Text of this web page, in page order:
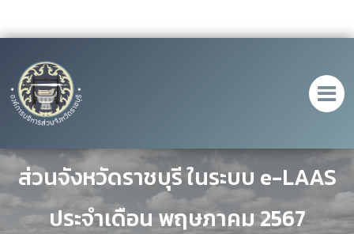
รายงานการเงินขององค์การบริหาร
ส่วนจังหวัดราชบุรี ในระบบ e-LAAS
ประจำเดือน พฤษภาคม 2567